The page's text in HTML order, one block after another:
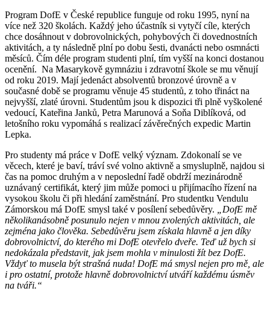
Program DofE v České republice funguje od roku 1995, nyní na
více než 320 školách. Každý jeho účastník si vytyčí cíle, kterých
chce dosáhnout v dobrovolnických, pohybových či dovednostních
aktivitách, a ty následně plní po dobu šesti, dvanácti nebo osmnácti
měsíců. Čím déle program studenti plní, tím vyšší na konci dostanou
ocenění. Na Masarykově gymnáziu i zdravotní škole se mu věnují
od roku 2019. Mají jedenáct absolventů bronzové úrovně a v
současné době se programu věnuje 45 studentů, z toho třináct na
nejvyšší, zlaté úrovni. Studentům jsou k dispozici tři plně vyškolené
vedoucí, Kateřina Janků, Petra Marunová a Soňa Diblíková, od
letošního roku vypomáhá s realizací závěrečných expedic Martin
Lepka.
Pro studenty má práce v DofE velký význam. Zdokonalí se ve
věcech, které je baví, tráví své volno aktivně a smysluplně, najdou si
čas na pomoc druhým a v neposlední řadě obdrží mezinárodně
uznávaný certifikát, který jim může pomoci u přijímacího řízení na
vysokou školu či při hledání zaměstnání. Pro studentku Vendulu
Zámorskou má DofE smysl také v posílení sebedůvěry.
„DofE mě
několikanásobně posunulo nejen v mnou zvolených aktivitách, ale
zejména jako člověka. Sebedůvěru jsem získala hlavně a jen díky
dobrovolnictví, do kterého mi DofE otevřelo dveře. Teď už bych si
nedokázala představit, jak jsem mohla v minulosti žít bez DofE.
Vždyť to musela být strašná nuda! DofE má smysl nejen pro mě, ale
i pro ostatní, protože hlavně dobrovolnictví utváří každému úsměv
na tváři.“